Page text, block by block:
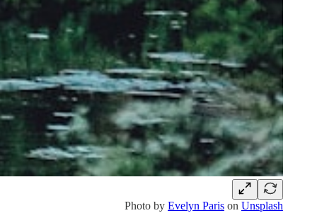
Photo by Evelyn Paris on Unsplash